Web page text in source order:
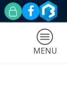
MENU